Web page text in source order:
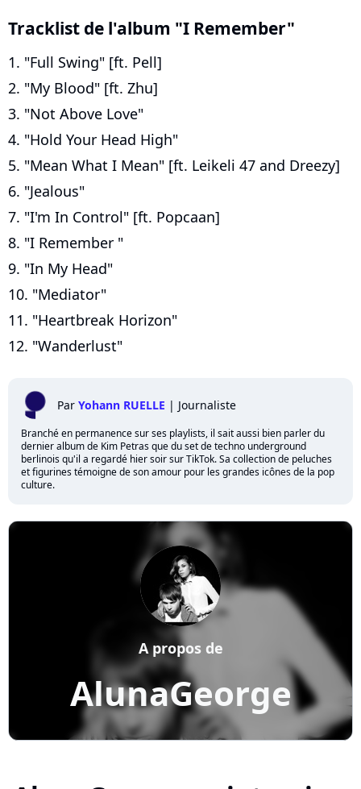
Tracklist de l'album "I Remember"
1. "Full Swing" [ft. Pell]
2. "My Blood" [ft. Zhu]
3. "Not Above Love"
4. "Hold Your Head High"
5. "Mean What I Mean" [ft. Leikeli 47 and Dreezy]
6. "Jealous"
7. "I'm In Control" [ft. Popcaan]
8. "I Remember "
9. "In My Head"
10. "Mediator"
11. "Heartbreak Horizon"
12. "Wanderlust"
Par Yohann RUELLE | Journaliste
Branché en permanence sur ses playlists, il sait aussi bien parler du
dernier album de Kim Petras que du set de techno underground
berlinois qu'il a regardé hier soir sur TikTok. Sa collection de peluches
et figurines témoigne de son amour pour les grandes icônes de la pop
culture.
AlunaGeorge
A propos de